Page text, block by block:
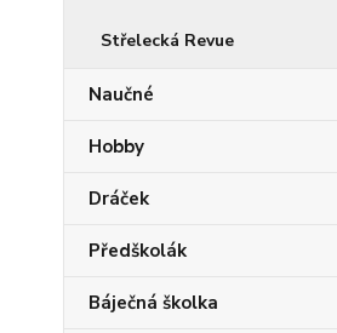
Střelecká Revue
Naučné
Hobby
Dráček
Předškolák
Báječná školka